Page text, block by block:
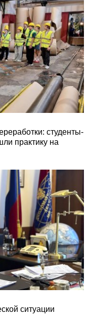
студенты-
практику на
ситуации